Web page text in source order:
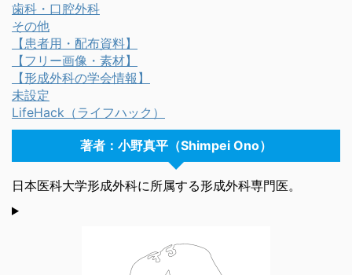
歯科・口腔外科
その他
【患者用・配布資料】
【フリー画像・素材】
【形成外科の学会情報】
未設定
LifeHack（ライフハック）
著者：小野真平（Shimpei Ono）
日本医科大学形成外科に所属する形成外科専門医。